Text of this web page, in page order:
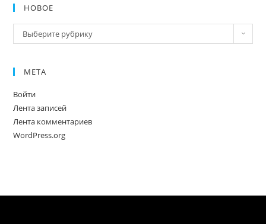
НОВОЕ
Новое
Выберите рубрику
МЕТА
Войти
Лента записей
Лента комментариев
WordPress.org